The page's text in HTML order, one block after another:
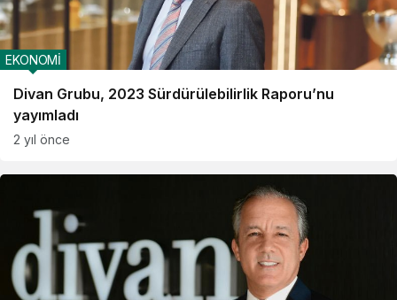
Divan Grubu, 2023 Sürdürülebilirlik Raporu’nu
yayımladı
EKONOMİ
2 yıl önce